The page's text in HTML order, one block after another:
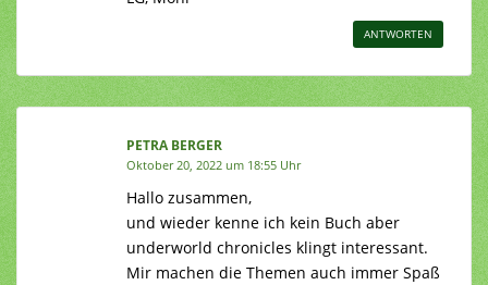
ANTWORTEN
PETRA BERGER
Oktober 20, 2022 um 18:55 Uhr
Hallo zusammen,
und wieder kenne ich kein Buch aber
underworld chronicles klingt interessant.
Mir machen die Themen auch immer Spaß